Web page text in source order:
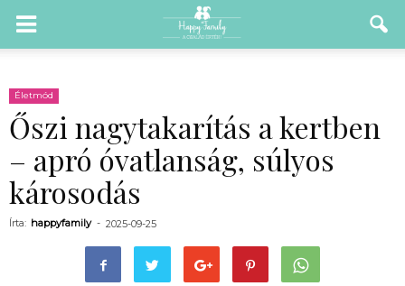
Életmód
Őszi nagytakarítás a kertben
– apró óvatlanság, súlyos
károsodás
Írta: happyfamily - 2025-09-25